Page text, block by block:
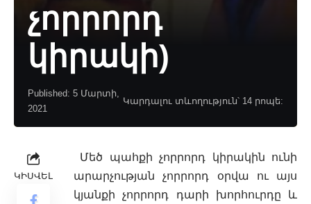
չորրորդ
կիրակի)
Published: 5 Մարտի,
2021
Կարդալու տևողություն՝ 14 րոպե:
ԿԻՍՎԵԼ
Մեծ պահքի չորրորդ կիրակին ունի
արարչության չորրորդ օրվա ու այս
կյանքի չորրորդ դարի խորհուրդը և